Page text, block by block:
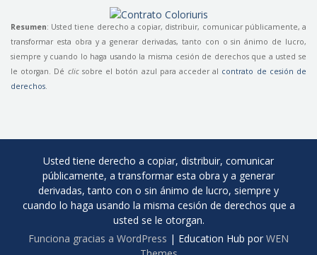
Resumen: Usted tiene derecho a copiar, distribuir, comunicar públicamente, a
transformar esta obra y a generar derivadas, tanto con o sin ánimo de lucro,
siempre y cuando lo haga usando la misma cesión de derechos que a usted se
le otorgan. Dé clicsobre el botón azul para acceder al contrato de cesión de
derechos
Usted tiene derecho a copiar, distribuir, comunicar
públicamente, a transformar esta obra y a generar
derivadas, tanto con o sin ánimo de lucro, siempre y
cuando lo haga usando la misma cesión de derechos que a
usted se le otorgan.
Funciona gracias a WordPress | Education Hub por WEN